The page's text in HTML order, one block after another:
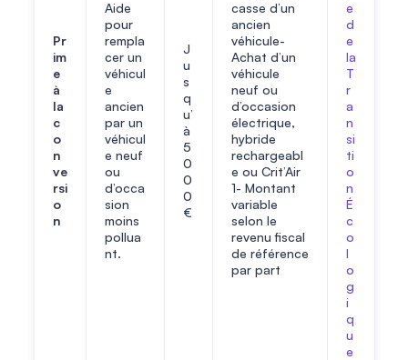
Pr
im
e
à
la
c
o
n
ve
rsi
o
n
Aide
pour
rempla
cer un
véhicul
e
ancien
par un
véhicul
e neuf
ou
d’occa
sion
moins
pollua
nt.
J
u
s
q
u’
à
5
0
0
0
€
casse d’un
ancien
véhicule-
Achat d’un
véhicule
neuf ou
d’occasion
électrique,
hybride
rechargeabl
e ou Crit’Air
1- Montant
variable
selon le
revenu fiscal
de référence
par part
e
d
e
la
T
r
a
n
si
ti
o
n
É
c
o
l
o
g
i
q
u
e